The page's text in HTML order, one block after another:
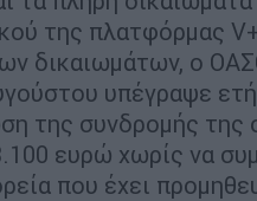
της πλατφόρμας
δικαιωμάτων, ο
υπέγραψε
της συνδρομής της
ευρώ χωρίς να
που έχει